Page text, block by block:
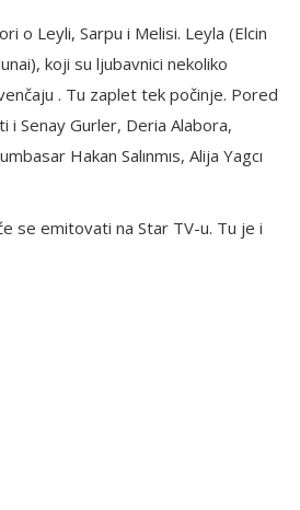
o Leyli, Sarpu i Melisi. Leyla (Elcin
koji su ljubavnici nekoliko
. Tu zaplet tek počinje. Pored
i Senay Gurler, Deria Alabora,
Hakan Salınmıs, Alija Yagcı
se emitovati na Star TV-u. Tu je i